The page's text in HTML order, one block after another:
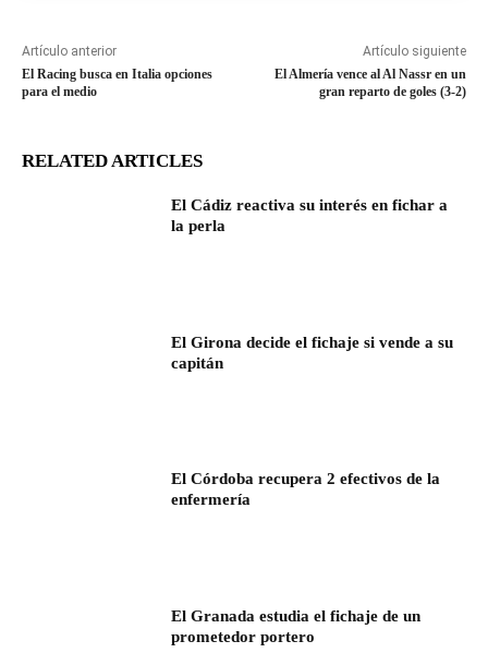
Artículo anterior
El Racing busca en Italia opciones
para el medio
Artículo siguiente
El Almería vence al Al Nassr en un
gran reparto de goles (3-2)
RELATED ARTICLES
El Cádiz reactiva su interés en fichar a
la perla
El Girona decide el fichaje si vende a su
capitán
El Córdoba recupera 2 efectivos de la
enfermería
El Granada estudia el fichaje de un
prometedor portero